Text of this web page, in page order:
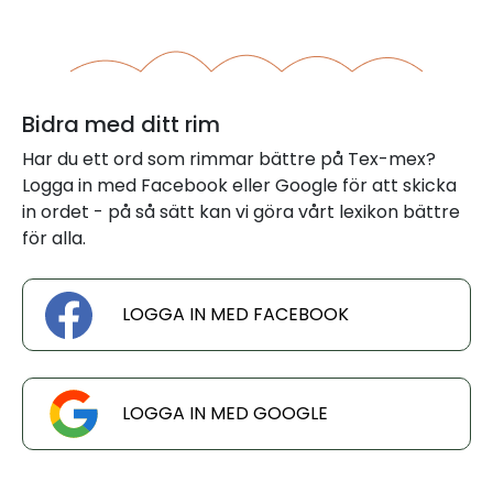
Bidra med ditt rim
Har du ett ord som rimmar bättre på Tex-mex?
Logga in med Facebook eller Google för att skicka
in ordet - på så sätt kan vi göra vårt lexikon bättre
för alla.
LOGGA IN MED FACEBOOK
LOGGA IN MED GOOGLE